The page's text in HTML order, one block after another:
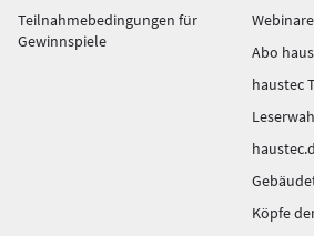
Teilnahmebedingungen für
Gewinnspiele
Webinare
Abo
haustec
Köpfe